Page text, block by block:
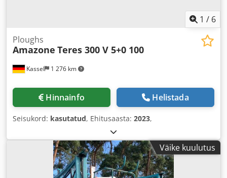
1 / 6
Kassel 1 276 km
Ploughs
Amazone Teres 300 V 5+0 100
Hinnainfo Helistada
Seisukord: kasutatud, Ehitusaasta: 2023,
Väike kuulutus